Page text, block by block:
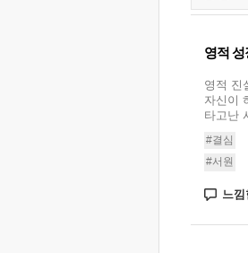
영적
영적 진
자신이
타고난
#결심
#서원
느낌